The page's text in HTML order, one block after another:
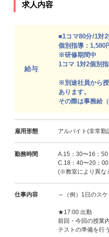
求人内容
給与
■1コマ80分/1
個別指導：1,580
※研修期間中
1コマ 1対2個別
※別途社員から
あります。
その際は事務給
雇用形態 アルバイト(非常勤
勤務時間
A.15：30〜16：
C.18：40〜20：
(※教室により異な
仕事内容 ～（例）1日のス
★17:00 出勤
前回・今回の授業
テストの準備を行う